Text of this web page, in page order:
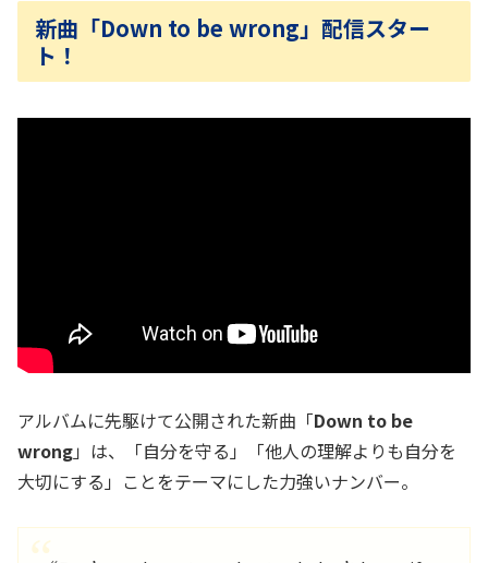
新曲「Down to be wrong」配信スター
ト！
アルバムに先駆けて公開された新曲「Down to be
wrong」は、「自分を守る」「他人の理解よりも自分を
大切にする」ことをテーマにした力強いナンバー。